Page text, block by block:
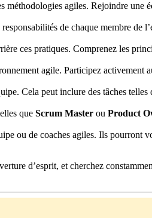
méthodologies agiles. Rejoindre une
de chaque membre de
ces pratiques. Comprenez les
agile. Participez activement
Cela peut inclure des tâches
que Scrum Master ou Product
ou de coaches agiles. Ils pourront
d’esprit, et cherchez